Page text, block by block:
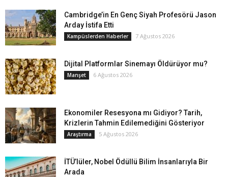
Cambridge’in En Genç Siyah Profesörü Jason
Arday İstifa Etti
Kampüslerden Haberler 7 Ağustos 2026
Dijital Platformlar Sinemayı Öldürüyor mu?
Manşet 6 Ağustos 2026
Ekonomiler Resesyona mı Gidiyor? Tarih,
Krizlerin Tahmin Edilemediğini Gösteriyor
Araştırma 5 Ağustos 2026
İTÜ’lüler, Nobel Ödüllü Bilim İnsanlarıyla Bir
Arada